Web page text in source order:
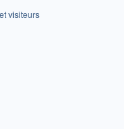
visiteurs